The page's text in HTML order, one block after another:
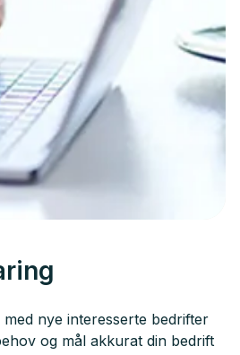
nye interesserte bedrifter
og mål akkurat din bedrift